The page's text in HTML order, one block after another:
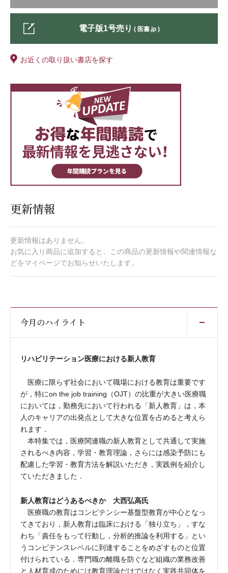
電子版1号売り ( 医書.jp )
お近くの取り扱い書店を探す
更新情報
更新情報はありません。
お気に入り商品に追加すると、この商品の更新情報や関連情報な
どをマイページでお知らせいたします。
今月のハイライト
リハビリテーション医療における新人教育
医療に限らず社会において職場における教育は重要です
が，特にon the job training（OJT）の比重が大きい医療職
においては，勤務先において行われる「新人教育」は，本
人のキャリアの出発点として大きな位置を占めると考えら
れます．
本特集では，医療関連職の新人教育として共通して実施
されるべき内容，学習・教育理論，さらには感染予防にも
配慮した学習・教育方法を解説いただき，実践例を紹介し
ていただきました．
新人教育はどうあるべきか 大西弘高氏
医療職の教育はコンピテンシー基盤型教育が中心となっ
てきており，新人教育は臨床における「独り立ち」，すな
わち「責任をもって行動し，分析的推論を利用する」とい
うコンピテンスレベルに到達することをめざすものと位置
付けられている．専門職の離職を防ぐなど組織の業務改善
と人材育成のためには教育理論だけではなく実践共同体を